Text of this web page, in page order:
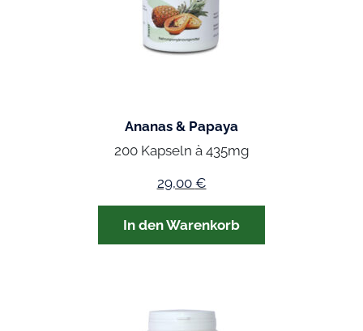
Ananas & Papaya
200 Kapseln à 435mg
29,00 €
In den Warenkorb